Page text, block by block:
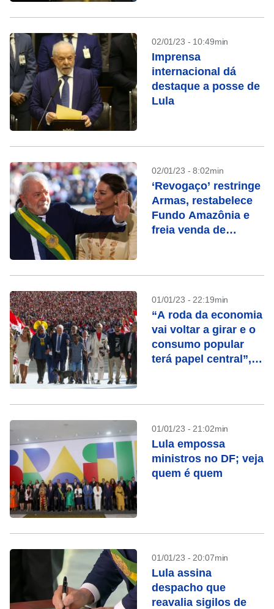
02/01/23 - 10:49min
Imprensa
internacional dá
destaque a posse de
Lula
02/01/23 - 8:02min
‘Revogaço’ restringe
Armas, restabelece
Fundo Amazônia e
freia venda de
01/01/23 - 22:19min
“A roda da economia
vai voltar a girar e o
consumo popular
terá papel central”,
01/01/23 - 21:02min
Lula empossa
ministros no DF; veja
quem é quem
01/01/23 - 20:07min
Lula assina
despacho que
reavalia sigilos de